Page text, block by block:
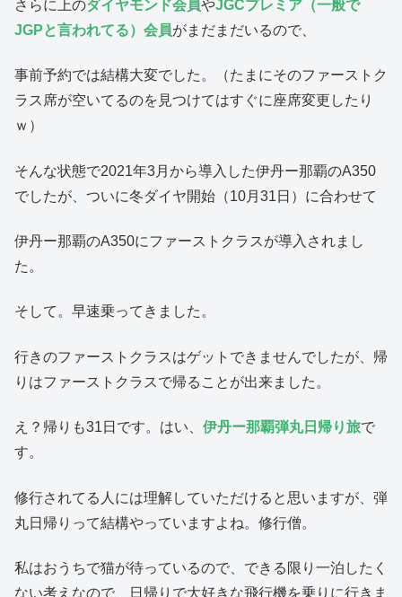
さらに上のダイヤモンド会員やJGCプレミア（一般で
JGPと言われてる）会員がまだまだいるので、
事前予約では結構大変でした。（たまにそのファーストク
ラス席が空いてるのを見つけてはすぐに座席変更したり
ｗ）
そんな状態で2021年3月から導入した伊丹ー那覇のA350
でしたが、ついに冬ダイヤ開始（10月31日）に合わせて
伊丹ー那覇のA350にファーストクラスが導入されまし
た。
そして。早速乗ってきました。
行きのファーストクラスはゲットできませんでしたが、帰
りはファーストクラスで帰ることが出来ました。
え？帰りも31日です。はい、 伊丹ー那覇弾丸日帰り旅で
す。
修行されてる人には理解していただけると思いますが、弾
丸日帰りって結構やっていますよね。修行僧。
私はおうちで猫が待っているので、できる限り一泊したく
ない考えなので、日帰りで大好きな飛行機を乗りに行きま